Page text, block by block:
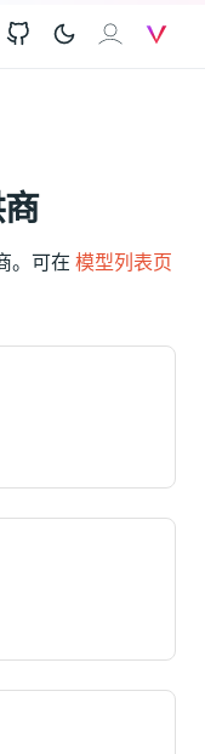
GitHub 𝐗𝐀𝐈
。可在 模型列表页